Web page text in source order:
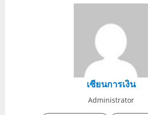
เซียนการเงิน
Administrator